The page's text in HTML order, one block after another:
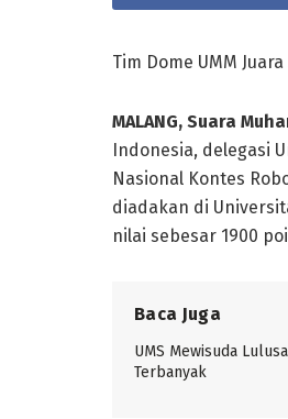
Tim Dome UMM
MALANG, Suara
Indonesia, delegasi
Nasional Kontes
diadakan di
nilai sebesar 1900
Baca Juga
UMS Mewisuda
Terbanyak